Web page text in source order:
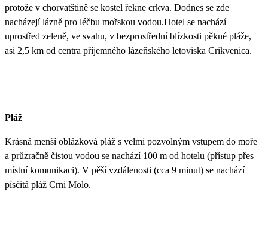
protože v chorvatštině se kostel řekne crkva. Dodnes se zde
nacházejí lázně pro léčbu mořskou vodou.Hotel se nachází
uprostřed zeleně, ve svahu, v bezprostřední blízkosti pěkné pláže,
asi 2,5 km od centra příjemného lázeňského letoviska Crikvenica.
Pláž
Krásná menší oblázková pláž s velmi pozvolným vstupem do moře
a průzračně čistou vodou se nachází 100 m od hotelu (přístup přes
místní komunikaci). V pěší vzdálenosti (cca 9 minut) se nachází
písčitá pláž Crni Molo.